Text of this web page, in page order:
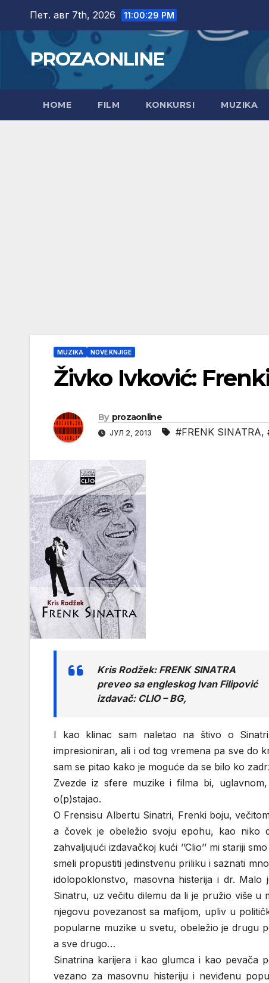
content
Пет. авг 7th, 2026 11:00:30 PM
PROZAONLINE
HOME FILM KONKURSI MUZIKA
MUZIKA NOVE KNJIGE
Živko Ivković:
By prozaonline
ЈУЛ 2, 2013 #FRENK SINATRA,
Kris Rodžek: FRENK SINATRA
preveo sa engleskog Ivan Filipović
izdavač: CLIO – BG,
I kao klinac sam naletao na štivo o
impresioniran, ali i od tog vremena pa sve do
sam se pitao kako je moguće da se bilo ko
Zvezde iz sfere muzike i filma bi,
o(p)stajao.
O Frensisu Albertu Sinatri, Frenki boju,
a čovek je obeležio svoju epohu, kao niko
zahvaljujući izdavačkoj kući ’’Clio’’ mi stariji
smeli propustiti jedinstvenu priliku i saznati
idolopoklonstvo, masovna histerija i dr.
Sinatru, uz večitu dilemu da li je pružio više u
njegovu povezanost sa mafijom, upliv u
popularne muzike u svetu, obeležio je drugu
a sve drugo…
Sinatrina karijera i kao glumca i kao pevača
vezano za masovnu histeriju i neviđenu